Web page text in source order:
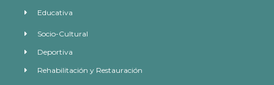
Educativa
Socio-Cultural
Deportiva
Rehabilitación y Restauración